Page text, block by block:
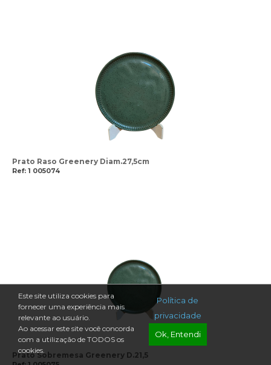
Prato Raso Greenery Diam.27,5cm
Ref: 1 005074
Prato Sobremesa Greenery D.21,5
Este site utiliza cookies para
fornecer uma experiência mais
relevante ao usuário.
Ao acessar este site você concorda
com a utilização de TODOS os
cookies.
Política de
privacidade
Ok, Entendi